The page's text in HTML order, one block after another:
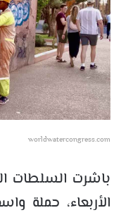
worldwatercongress.com
باشرت السلطات
الأربعاء، حملة